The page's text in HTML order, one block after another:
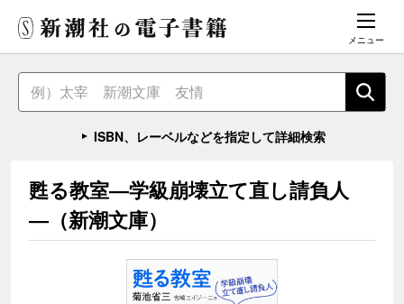
メニュー
ISBN、レーベルなどを指定して詳細検索
甦る教室―学級崩壊立て直し請負人
―（新潮文庫）